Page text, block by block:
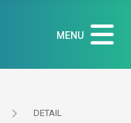
MENU
DETAIL